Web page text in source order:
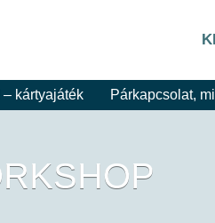
– kártyajáték Párkapcsolat,